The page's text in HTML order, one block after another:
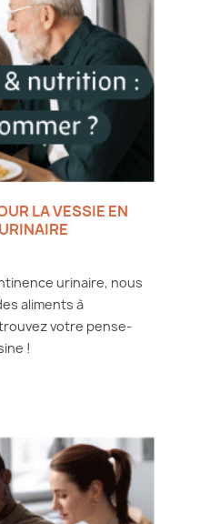
LA VESSIE EN
urinaire, nous
aliments à
votre pense-
!